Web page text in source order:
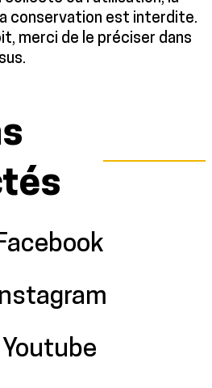
conservation est interdite.
merci de le préciser dans
Youtube